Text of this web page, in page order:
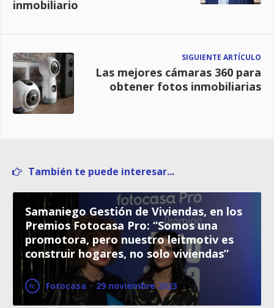
inmobiliario
SIGUIENTE ARTÍCULO
Las mejores cámaras 360 para
obtener fotos inmobiliarias
También te puede interesar...
Samaniego Gestión de Viviendas, en los
Premios Fotocasa Pro: “Somos una
promotora, pero nuestro leitmotiv es
construir hogares, no solo viviendas”
Fotocasa · 29 noviembre 2023